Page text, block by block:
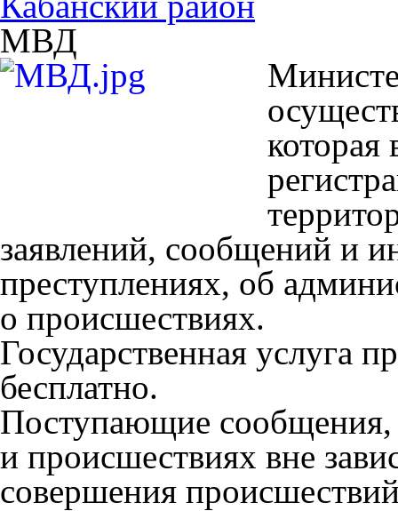
МВД
которая
заявлений, сообщений и
преступлениях, об
о происшествиях.
Государственная услуга
бесплатно.
Поступающие сообщения,
и происшествиях вне
совершения